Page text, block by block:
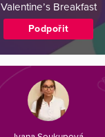
Valentine’s Breakfast
Podpořit